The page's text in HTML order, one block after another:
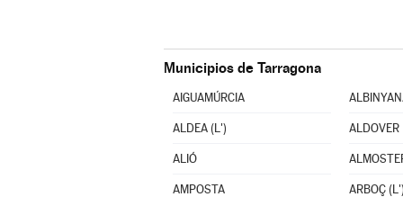
Municipios de Tarragona
AIGUAMÚRCIA
ALDEA (L') ALDOVER
ALIÓ
AMPOSTA ARBOÇ